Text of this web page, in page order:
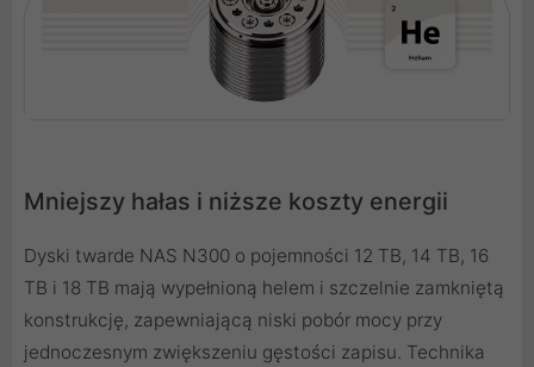
Mniejszy hałas i niższe koszty energii
Dyski twarde NAS N300 o pojemności 12 TB, 14 TB, 16
TB i 18 TB mają wypełnioną helem i szczelnie zamkniętą
konstrukcję, zapewniającą niski pobór mocy przy
jednoczesnym zwiększeniu gęstości zapisu. Technika